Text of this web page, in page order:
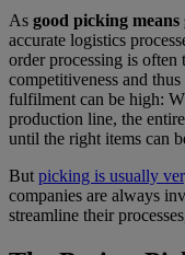
As good picking means
accurate logistics
order processing is
competitiveness and
fulfilment can be high:
production line, the
until the right items can
But picking is usually
companies are always
streamline their